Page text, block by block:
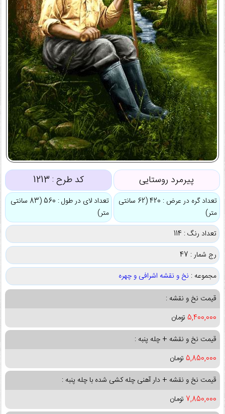
پیرمرد روستایی کد طرح : 1213
تعداد گره در عرض : 420 (62 سانتی
متر)
تعداد لای در طول : 560 (83 سانتی
متر)
تعداد رنگ : 114
رج شمار : 47
مجموعه : نخ و نقشه اشرافی و چهره
قیمت نخ و نقشه :
5,400,000 تومان
قیمت نخ و نقشه + چله پنبه :
5,850,000 تومان
قیمت نخ و نقشه + دار آهنی چله کشی شده با چله پنبه :
7,850,000 تومان